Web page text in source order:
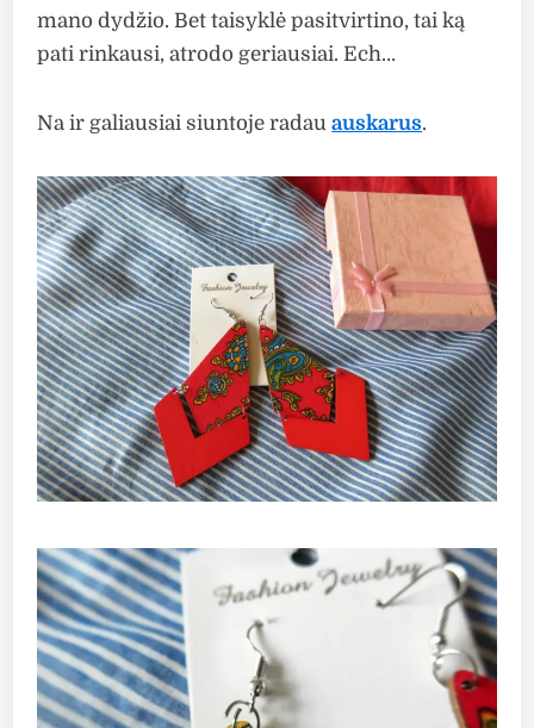
mano dydžio. Bet taisyklė pasitvirtino, tai ką
pati rinkausi, atrodo geriausiai. Ech…
Na ir galiausiai siuntoje radauauskarus.